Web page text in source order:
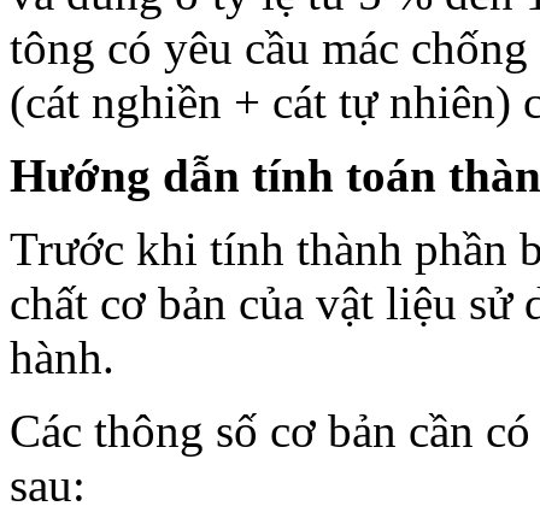
tông có yêu cầu mác
(cát nghiền + cát tự nhiên)
Hướng dẫn tính toán
Trước khi tính thành phần
chất cơ bản của vật liệu sử
hành.
Các thông số cơ bản cần
sau: